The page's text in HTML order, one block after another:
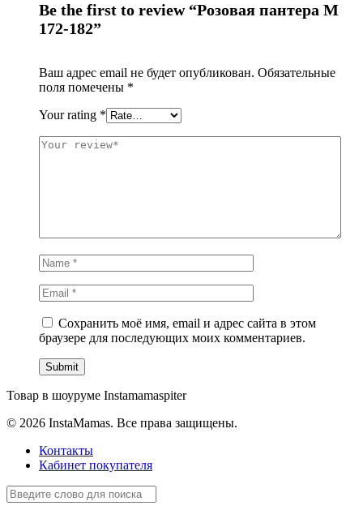
Be the first to review “Розовая пантера М
172-182”
Ваш адрес email не будет опубликован. Обязательные
поля помечены *
Your rating *
Сохранить моё имя, email и адрес сайта в этом
браузере для последующих моих комментариев.
Товар в шоуруме Instamamaspiter
© 2026 InstaMamas. Все права защищены.
Контакты
Кабинет покупателя